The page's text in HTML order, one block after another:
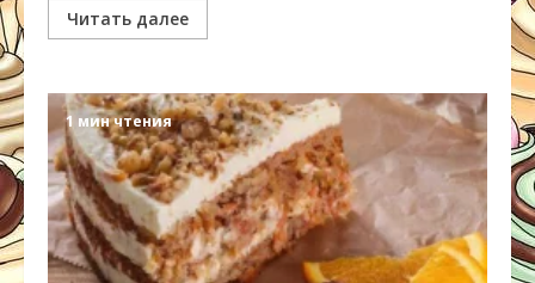
Читать далее
1 мин чтения